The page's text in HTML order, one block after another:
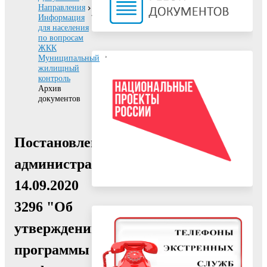
Направления
Информация
для населения
по вопросам
ЖКК
Муниципальный
жилищный
контроль
Архив
документов
Постановление
администрации
14.09.2020
3296 "Об
утверждении
программы